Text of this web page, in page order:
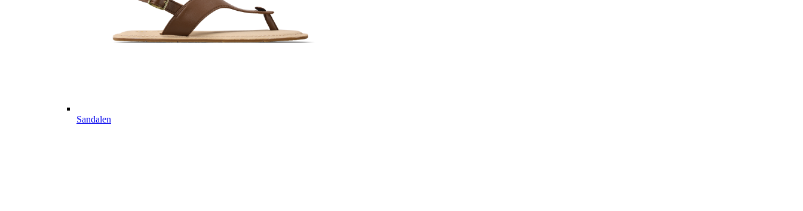
Sandalen